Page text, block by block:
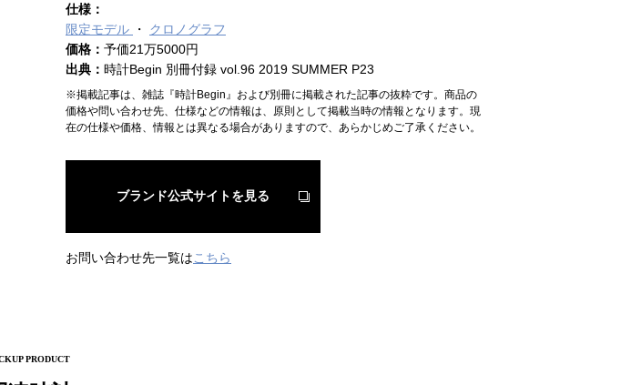
仕様：
限定モデル
クロノグラフ
価格： 予価21万5000円
出典： 時計Begin 別冊付録 vol.96 2019 SUMMER P23
※掲載記事は、雑誌『時計Begin』および別冊に掲載された記事の抜粋です。商品の
価格や問い合わせ先、仕様などの情報は、原則として掲載当時の情報となります。現
在の仕様や価格、情報とは異なる場合がありますので、あらかじめご了承ください。
ブランド公式サイトを見る
お問い合わせ先一覧はこちら
PRODUCT